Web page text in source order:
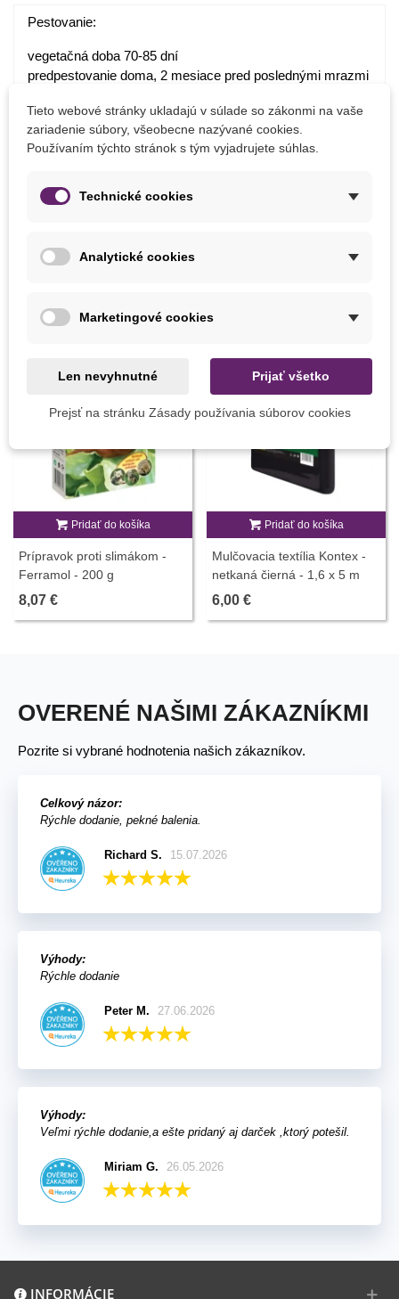
Pestovanie:
vegetačná doba 70-85 dní
predpestovanie doma, 2 mesiace pred poslednými mrazmi
dostatok slnka
od mája von
Detaily produktu
Pridať do košíka
Prípravok proti slimákom -
Ferramol - 200 g
8,07 €
Pridať do košíka
Mulčovacia textília Kontex -
netkaná čierná - 1,6 x 5 m
6,00 €
OVERENÉ NAŠIMI ZÁKAZNÍKMI
Pozrite si vybrané hodnotenia našich zákazníkov.
Celkový názor:
Rýchle dodanie, pekné balenia.
Richard S. 15.07.2026
Výhody:
Rýchle dodanie
Peter M. 27.06.2026
Výhody:
Veľmi rýchle dodanie,a ešte pridaný aj darček ,ktorý potešil.
Miriam G. 26.05.2026
INFORMÁCIE
Tieto webové stránky ukladajú v súlade so zákonmi na vaše
zariadenie súbory, všeobecne nazývané cookies.
Používaním týchto stránok s tým vyjadrujete súhlas.
Technické cookies
Analytické cookies
Marketingové cookies
Len nevyhnutné Prijať všetko
Prejsť na stránku Zásady používania súborov cookies